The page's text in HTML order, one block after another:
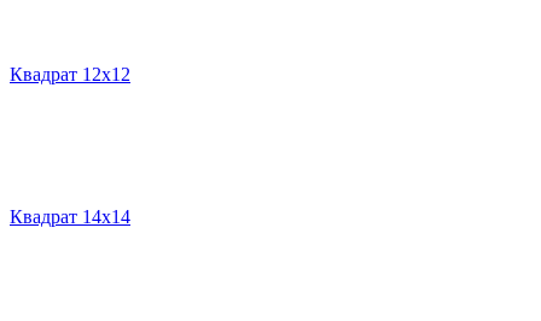
Квадрат 12х12
Квадрат 14х14